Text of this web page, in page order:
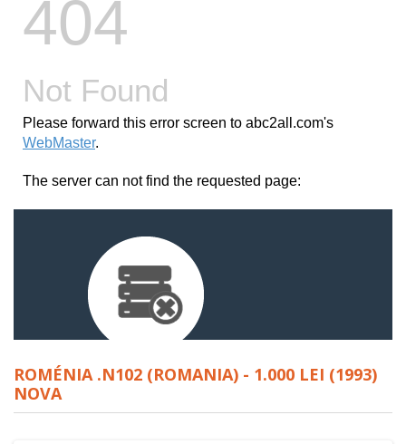
ROMÉNIA .N102 (ROMANIA) - 1.000 LEI (1993)
NOVA